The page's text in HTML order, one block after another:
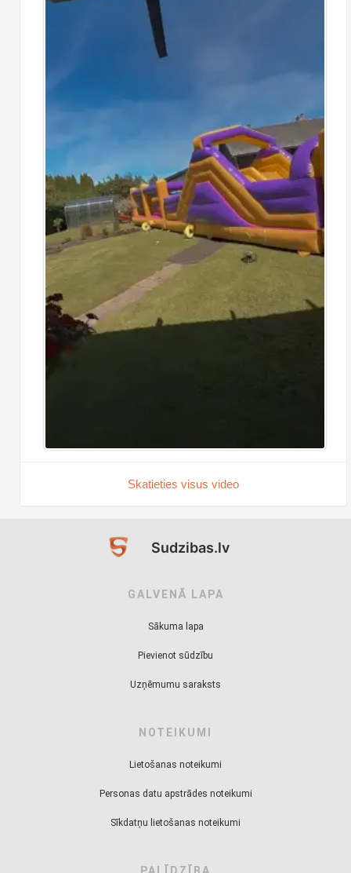
Skatieties visus video
Sudzibas.lv
GALVENĀ LAPA
Sākuma lapa
Pievienot sūdzību
Uzņēmumu saraksts
NOTEIKUMI
Lietošanas noteikumi
Personas datu apstrādes noteikumi
Sīkdatņu lietošanas noteikumi
PALĪDZĪBA